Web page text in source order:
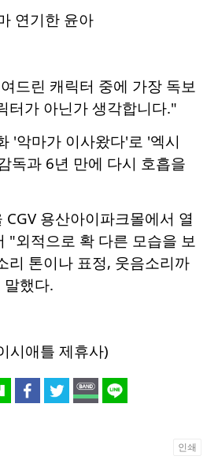
드린 캐릭터 중에 가장 독보
터가 아닌가 생각합니다."
'악마가 이사왔다'로 '엑시
독과 6년 만에 다시 호흡을
용산아이파크몰에서 열
"외적으로 확 다른 모습을 보
리 톤이나 표정, 웃음소리까
했다.
시애틀 제휴사)
인쇄